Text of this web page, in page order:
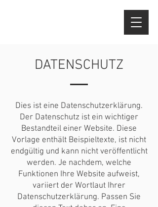
DATENSCHUTZ
Dies ist eine Datenschutzerklärung.
Der Datenschutz ist ein wichtiger
Bestandteil einer Website. Diese
Vorlage enthält Beispieltexte, ist nicht
endgültig und kann nicht veröffentlicht
werden. Je nachdem, welche
Funktionen Ihre Website aufweist,
variiert der Wortlaut Ihrer
Datenschutzerklärung. Passen Sie